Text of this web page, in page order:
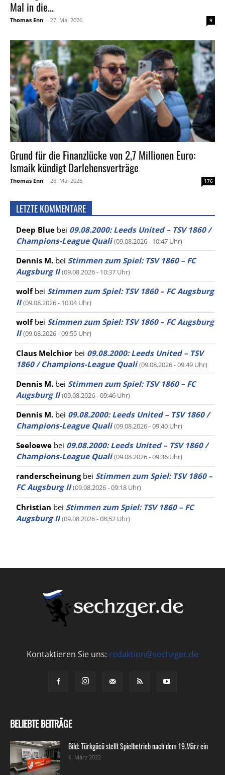
Mal in die...
Thomas Enn - 27. Mai 2026 9
Grund für die Finanzlücke von 2,7 Millionen Euro:
Ismaik kündigt Darlehensverträge
Thomas Enn - 26. Mai 2026 176
LETZTE KOMMENTARE
Deep Blue bei 09.08.2000: Leeds United – TSV 1860 /
Champions-League Quali (09.08.2026 - 10:47 Uhr)
Dennis M. bei Stimmen zum Spiel: TSV 1860 – FC
Augsburg II (09.08.2026 - 10:37 Uhr)
wolfbei Stimmen zum Spiel: TSV 1860 – FC Augsburg
II (09.08.2026 - 10:04 Uhr)
wolfbei Stimmen zum Spiel: TSV 1860 – FC Augsburg
II (09.08.2026 - 09:55 Uhr)
Claus Melchior bei 09.08.2000: Leeds United – TSV
1860 / Champions-League Quali (09.08.2026 - 09:49 Uhr)
Dennis M. bei Stimmen zum Spiel: TSV 1860 – FC
Augsburg II (09.08.2026 - 09:46 Uhr)
Dennis M. bei 09.08.2000: Leeds United – TSV 1860 /
Champions-League Quali (09.08.2026 - 09:40 Uhr)
Seeloewe bei 09.08.2000: Leeds United – TSV 1860 /
Champions-League Quali (09.08.2026 - 09:36 Uhr)
randerscheinungbei Stimmen zum Spiel: TSV 1860 –
FC Augsburg II (09.08.2026 - 09:18 Uhr)
Christian bei Stimmen zum Spiel: TSV 1860 – FC
Augsburg II (09.08.2026 - 08:52 Uhr)
Kontaktieren Sie uns: redaktion@sechzger.de
BELIEBTE BEITRÄGE
Bild: Türkgücü stellt Spielbetrieb nach dem 19.März ein
6. März 2022